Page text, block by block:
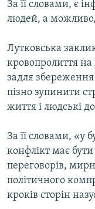
За її словами, є
людей, а можливо,
Лутковська
кровопролиття на
задля
пізно зупинити
життя і людські
За її словами, «у
конфлікт має
переговорів,
політичного
кроків сторін